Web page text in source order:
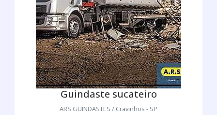
Guindaste sucateiro
ARS GUINDASTES / Cravinhos - SP